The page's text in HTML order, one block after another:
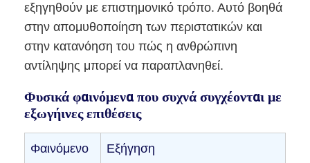
εξηγηθούν με επιστημονικό τρόπο. Αυτό βοηθά
στην απομυθοποίηση των περιστατικών και
στην κατανόηση του πώς η ανθρώπινη
αντίληψης μπορεί να παραπλανηθεί.
Φυσικά φαινόμενα που συχνά συγχέονται με
εξωγήινες επιθέσεις
Φαινόμενο Εξήγηση